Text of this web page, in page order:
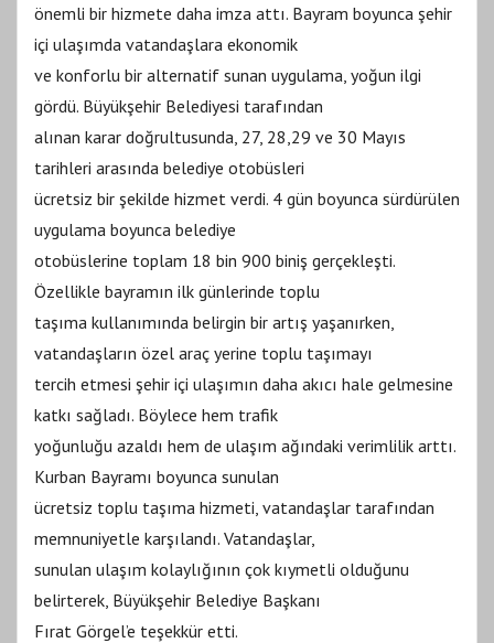
önemli bir hizmete daha imza attı. Bayram boyunca şehir
içi ulaşımda vatandaşlara ekonomik
ve konforlu bir alternatif sunan uygulama, yoğun ilgi
gördü. Büyükşehir Belediyesi tarafından
alınan karar doğrultusunda, 27, 28,29 ve 30 Mayıs
tarihleri arasında belediye otobüsleri
ücretsiz bir şekilde hizmet verdi. 4 gün boyunca sürdürülen
uygulama boyunca belediye
otobüslerine toplam 18 bin 900 biniş gerçekleşti.
Özellikle bayramın ilk günlerinde toplu
taşıma kullanımında belirgin bir artış yaşanırken,
vatandaşların özel araç yerine toplu taşımayı
tercih etmesi şehir içi ulaşımın daha akıcı hale gelmesine
katkı sağladı. Böylece hem trafik
yoğunluğu azaldı hem de ulaşım ağındaki verimlilik arttı.
Kurban Bayramı boyunca sunulan
ücretsiz toplu taşıma hizmeti, vatandaşlar tarafından
memnuniyetle karşılandı. Vatandaşlar,
sunulan ulaşım kolaylığının çok kıymetli olduğunu
belirterek, Büyükşehir Belediye Başkanı
Fırat Görgel’e teşekkür etti.